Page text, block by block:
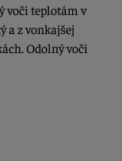
voči teplotám v
a z vonkajšej
Odolný voči